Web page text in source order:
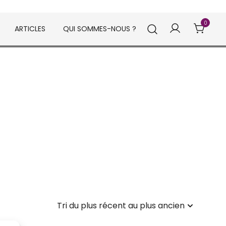
ARTICLES QUI SOMMES-NOUS ?
0